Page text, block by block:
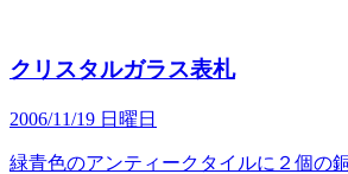
クリスタルガラス表札
2006/11/19 日曜日
緑青色のアンティークタイルに２個の